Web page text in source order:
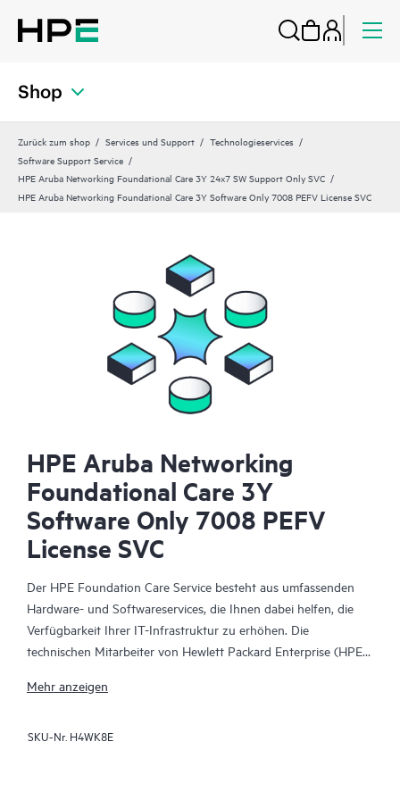
Shop
Zurück zum shop Services und Support
Technologieservices
Software Support Service
HPE Aruba Networking Foundational Care 3Y 24x7 SW Support Only SVC
HPE Aruba Networking Foundational Care 3Y Software Only 7008 PEFV License SVC
HPE Aruba Networking
Foundational Care 3Y
Software Only 7008 PEFV
License SVC
Der HPE Foundation Care Service besteht aus umfassenden
Hardware- und Softwareservices, die Ihnen dabei helfen, die
Verfügbarkeit Ihrer IT-Infrastruktur zu erhöhen. Die
technischen Mitarbeiter von Hewlett Packard Enterprise (HPE)
Behebung von Hardware- und Softwareproblemen zu
ausgewählter anderer Anbieter auftreten.
Mehr anzeigen
SKU-Nr. H4WK8E